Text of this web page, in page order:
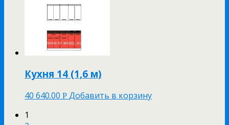
Кухня 14 (1,6 м)
40 640.00 Р Добавить в корзину
1